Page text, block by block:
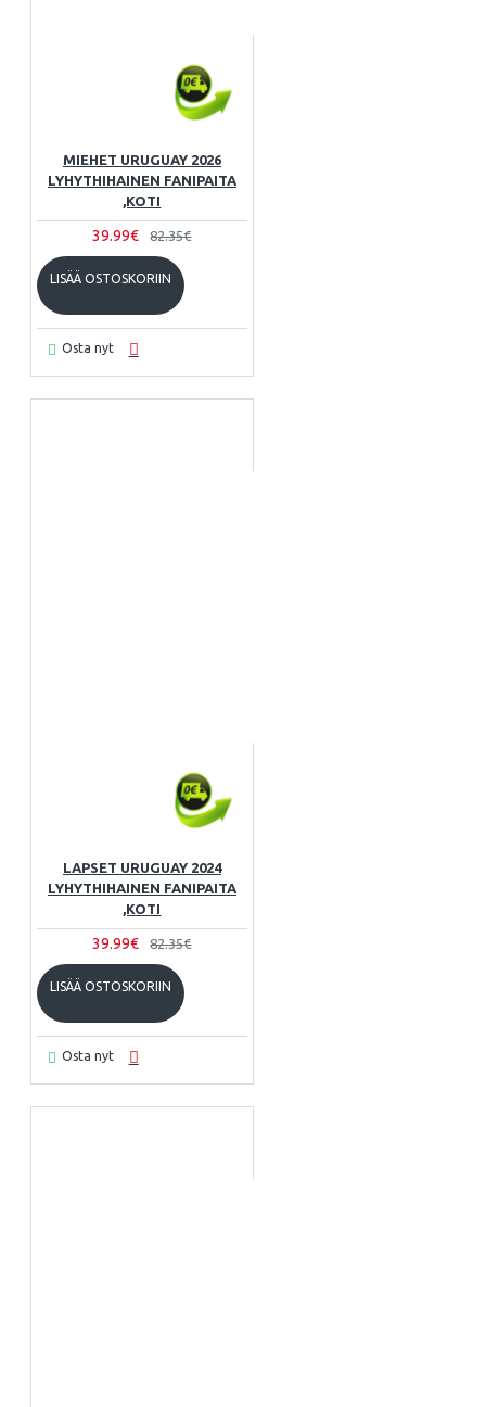
MIEHET URUGUAY 2026
LYHYTHIHAINEN FANIPAITA
,KOTI
39.99€ 82.35€
LISÄÄ OSTOSKORIIN
Osta nyt
LAPSET URUGUAY 2024
LYHYTHIHAINEN FANIPAITA
,KOTI
39.99€ 82.35€
LISÄÄ OSTOSKORIIN
Osta nyt